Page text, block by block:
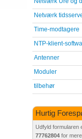
Netværk
Time-modtagere
NTP-klient-
Antenner
Moduler
tilbehør
Hurtig
Udfyld formularen
77762804 for